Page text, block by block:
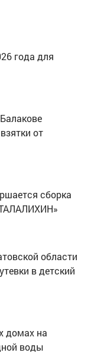
года для
от
сборка
области
в детский
домах на
воды